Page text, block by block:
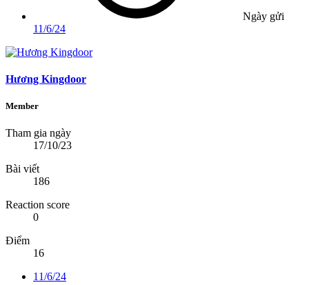
Ngày gửi
11/6/24
Hương Kingdoor
Member
Tham gia ngày
17/10/23
Bài viết
186
Reaction score
0
Điểm
16
11/6/24